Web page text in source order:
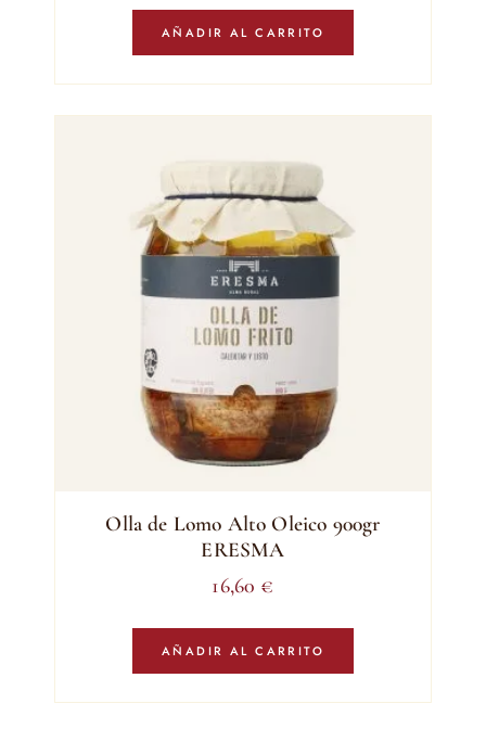
AÑADIR AL CARRITO
Olla de Lomo Alto Oleico 900gr
ERESMA
16,60 €
AÑADIR AL CARRITO